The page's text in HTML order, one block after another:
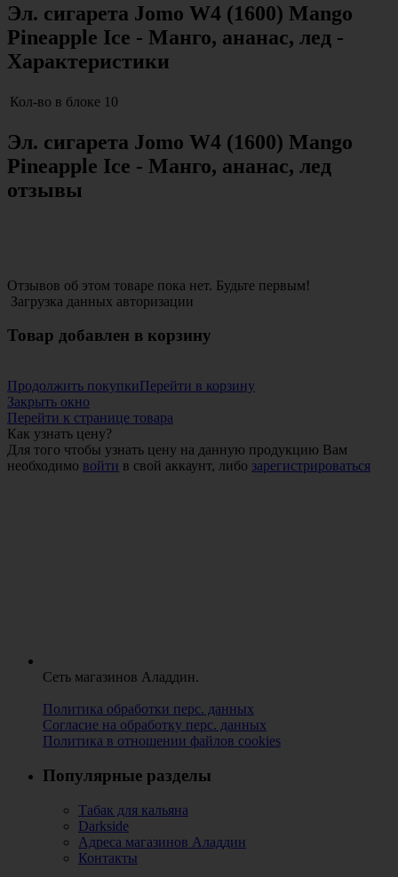
Эл. сигарета Jomo W4 (1600) Mango
Pineapple Ice - Манго, ананас, лед -
Характеристики
Кол-во в блоке 10
Эл. сигарета Jomo W4 (1600) Mango
Pineapple Ice - Манго, ананас, лед
отзывы
Отзывов об этом товаре пока нет. Будьте первым!
Загрузка данных авторизации
Товар добавлен в корзину
Продолжить покупкиПерейти в корзину
Закрыть окно
Перейти к странице товара
Как узнать цену?
Для того чтобы узнать цену на данную продукцию Вам
необходимо войти в свой аккаунт, либо зарегистрироваться
Сеть магазинов Аладдин.
Политика обработки перс. данных
Согласие на обработку перс. данных
Политика в отношении файлов cookies
Популярные разделы
Табак для кальяна
Darkside
Адреса магазинов Аладдин
Контакты